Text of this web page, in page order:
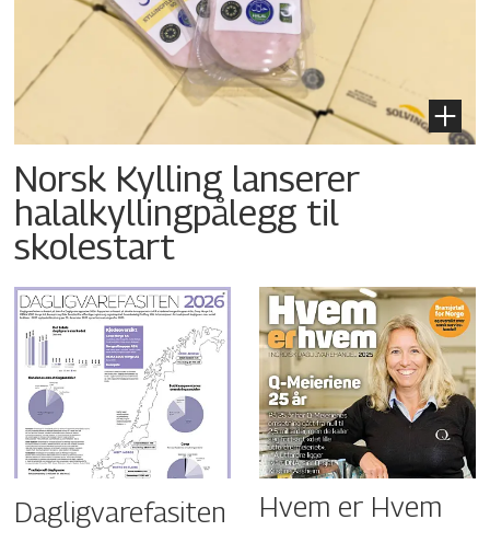
Norsk Kylling lanserer
halalkyllingpålegg til
skolestart
Dagligvarefasiten Hvem er Hvem